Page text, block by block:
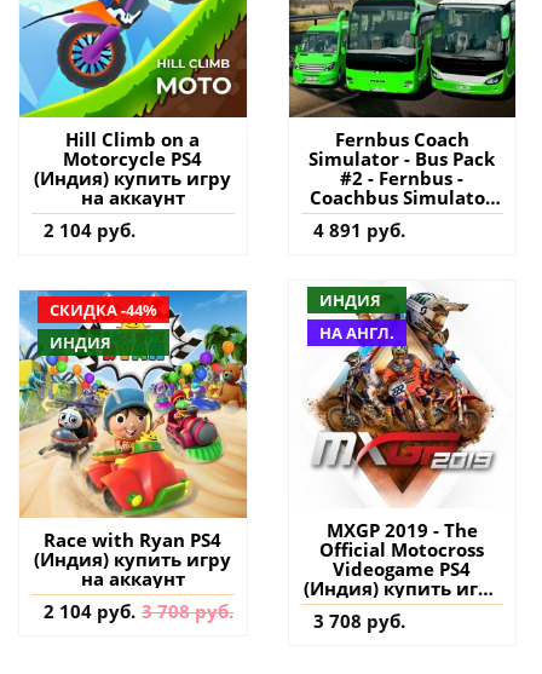
Hill Climb on a
Motorcycle PS4
(Индия) купить игру
на аккаунт
2 104 руб.
Fernbus Coach
Simulator - Bus Pack
#2 - Fernbus -
Coachbus Simulator
PS5 (Турция) купить
дополнение на
4 891 руб.
СКИДКА -44%
ИНДИЯ
Race with Ryan PS4
(Индия) купить игру
на аккаунт
2 104 руб. 3 708 руб.
ИНДИЯ
НА АНГЛ.
MXGP 2019 - The
Official Motocross
Videogame PS4
(Индия) купить игру
на аккаунт
3 708 руб.